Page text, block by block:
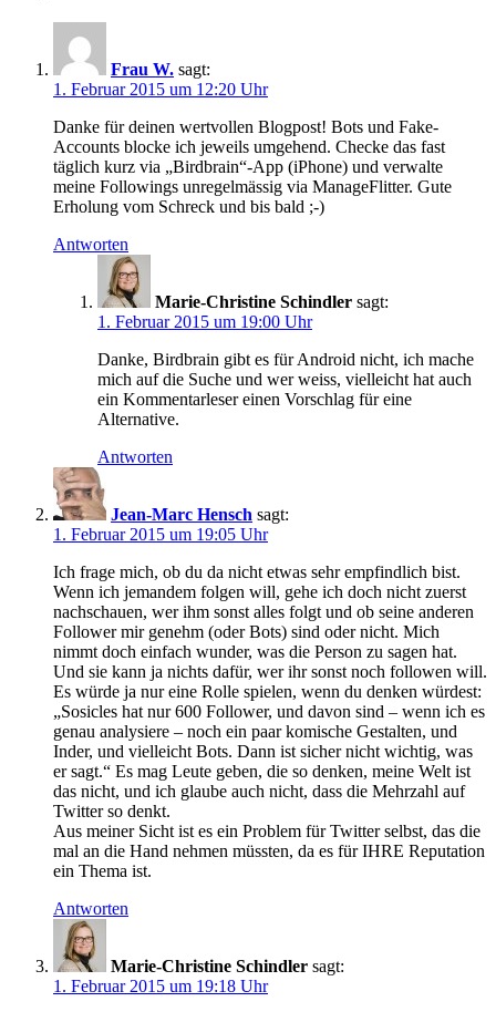
Frau W. sagt:
1. Februar 2015 um 12:20 Uhr
Danke für deinen wertvollen Blogpost! Bots und Fake-
Accounts blocke ich jeweils umgehend. Checke das fast
täglich kurz via „Birdbrain“-App (iPhone) und verwalte
meine Followings unregelmässig via ManageFlitter. Gute
Erholung vom Schreck und bis bald ;-)
Antworten
Marie-Christine Schindler sagt:
1. Februar 2015 um 19:00 Uhr
Danke, Birdbrain gibt es für Android nicht, ich mache
mich auf die Suche und wer weiss, vielleicht hat auch
ein Kommentarleser einen Vorschlag für eine
Alternative.
Antworten
Jean-Marc Hensch sagt:
1. Februar 2015 um 19:05 Uhr
Ich frage mich, ob du da nicht etwas sehr empfindlich bist.
Wenn ich jemandem folgen will, gehe ich doch nicht zuerst
nachschauen, wer ihm sonst alles folgt und ob seine anderen
Follower mir genehm (oder Bots) sind oder nicht. Mich
nimmt doch einfach wunder, was die Person zu sagen hat.
Und sie kann ja nichts dafür, wer ihr sonst noch followen will.
Es würde ja nur eine Rolle spielen, wenn du denken würdest:
„Sosicles hat nur 600 Follower, und davon sind – wenn ich es
genau analysiere – noch ein paar komische Gestalten, und
Inder, und vielleicht Bots. Dann ist sicher nicht wichtig, was
er sagt.“ Es mag Leute geben, die so denken, meine Welt ist
das nicht, und ich glaube auch nicht, dass die Mehrzahl auf
Twitter so denkt.
Aus meiner Sicht ist es ein Problem für Twitter selbst, das die
mal an die Hand nehmen müssten, da es für IHRE Reputation
ein Thema ist.
Antworten
Marie-Christine Schindler sagt:
1. Februar 2015 um 19:18 Uhr